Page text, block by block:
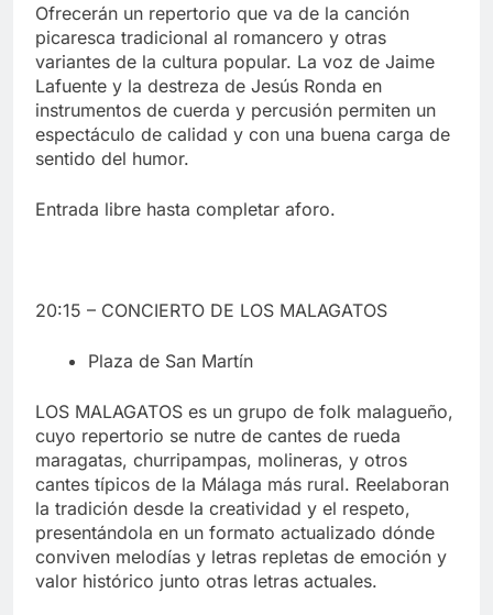
Ofrecerán un repertorio que va de la canción
picaresca tradicional al romancero y otras
variantes de la cultura popular. La voz de Jaime
Lafuente y la destreza de Jesús Ronda en
instrumentos de cuerda y percusión permiten un
espectáculo de calidad y con una buena carga de
sentido del humor.
Entrada libre hasta completar aforo.
20:15 – CONCIERTO DE LOS MALAGATOS
Plaza de San Martín
LOS MALAGATOS es un grupo de folk malagueño,
cuyo repertorio se nutre de cantes de rueda
maragatas, churripampas, molineras, y otros
cantes típicos de la Málaga más rural. Reelaboran
la tradición desde la creatividad y el respeto,
presentándola en un formato actualizado dónde
conviven melodías y letras repletas de emoción y
valor histórico junto otras letras actuales.